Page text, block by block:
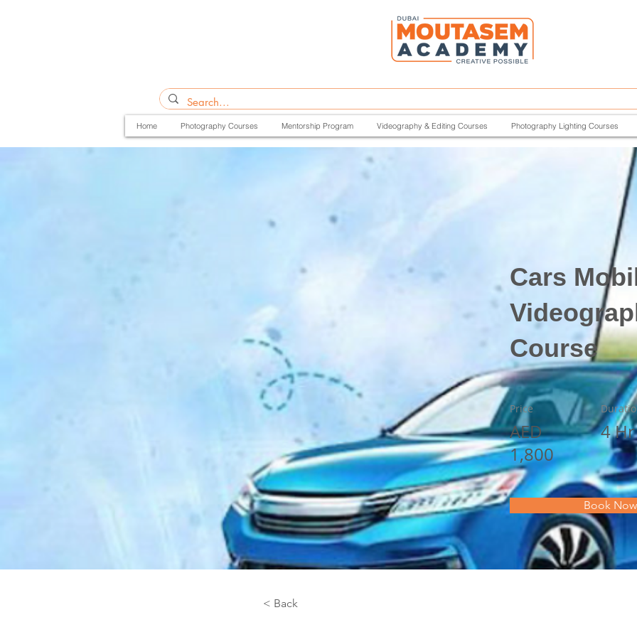
Home Photography Courses Mentorship Program Videography & Editing Courses Photography Lighting Courses
Cars
Course
Price
AED
1,800
4 Hr
Book Now
< Back